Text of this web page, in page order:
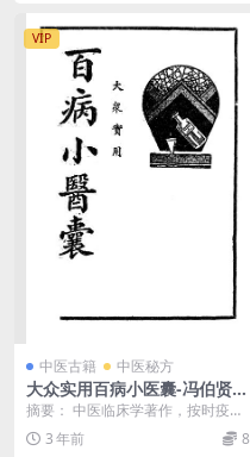
VIP
中医古籍 中医秘方
大众实用百病小医囊-冯伯贤新
编-上海中央书店-民国26[193
摘要： 中医临床学著作，按时疫、
内、外、妇、儿、杂症等分类，介
绍各种常见病症的中...
3 年前 8